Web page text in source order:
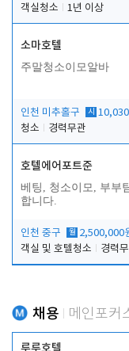
객실청소
1년 이상
소마호텔
주말청소이모알바
인천 미추홀구 시
청소
경력무관
호텔에어포트준
베팅, 청소이모, 부부
합니다.
인천 중구 월 2,500,000
객실 및 호텔청소
경력
채용 메인포커